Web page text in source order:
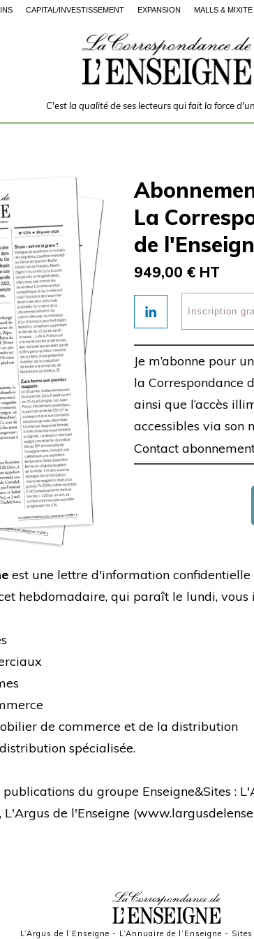
CAPITAL/INVESTISSEMENT EXPANSION MALLS & MIXITÉ
C'est la qualité de ses lecteurs qui fait la force
La
de
949,00 € HT
Je m’abonne pour
la Correspondance
ainsi que l’accès
accessibles via son
Contact
est une lettre d'information
hebdomadaire, qui paraît le lundi, vous
de commerce et de la distribution
spécialisée.
du groupe Enseigne&Sites :
L'Argus de l'Enseigne (
L’Argus de l’Enseigne - L’Annuaire de l’Enseigne -